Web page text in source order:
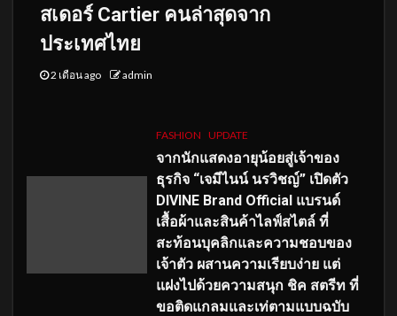
สเดอร์ Cartier คนล่าสุดจาก
ประเทศไทย
2 เดือน ago admin
FASHION UPDATE
จากนักแสดงอายุน้อยสู่เจ้าของ
ธุรกิจ “เจมีไนน์ นรวิชญ์” เปิดตัว
DIVINE Brand Official แบรนด์
เสื้อผ้าและสินค้าไลฟ์สไตล์ ที่
สะท้อนบุคลิกและความชอบของ
เจ้าตัว ผสานความเรียบง่าย แต่
แฝงไปด้วยความสนุก ชิค สตรีท ที่
ขอติดแกลมและเท่ตามแบบฉบับ